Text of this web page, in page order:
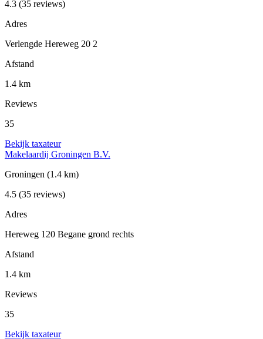
4.3 (35 reviews)
Adres
Verlengde Hereweg 20 2
Afstand
1.4 km
Reviews
35
Bekijk taxateur
Makelaardij Groningen B.V.
Groningen (1.4 km)
4.5 (35 reviews)
Adres
Hereweg 120 Begane grond rechts
Afstand
1.4 km
Reviews
35
Bekijk taxateur